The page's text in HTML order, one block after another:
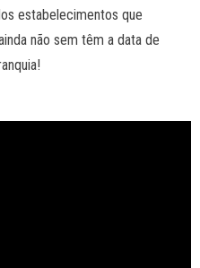
estabelecimentos que
não sem têm a data de